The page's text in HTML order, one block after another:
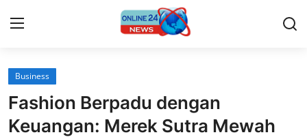
Home
Contact
Business
Fashion Berpadu dengan
Keuangan: Merek Sutra Mewah